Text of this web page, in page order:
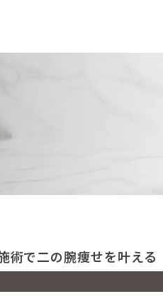
術で二の腕痩せを叶える